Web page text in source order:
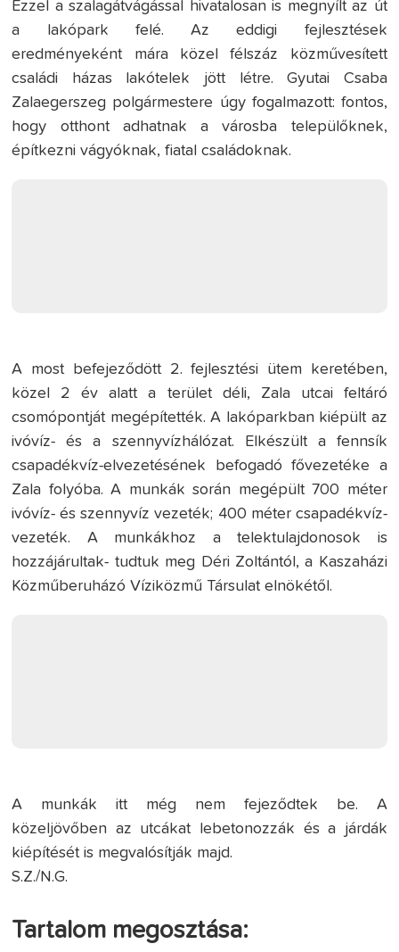
Ezzel a szalagátvágással hivatalosan is megnyílt az út
a lakópark felé. Az eddigi fejlesztések
eredményeként mára közel félszáz közművesített
családi házas lakótelek jött létre. Gyutai Csaba
Zalaegerszeg polgármestere úgy fogalmazott: fontos,
hogy otthont adhatnak a városba települőknek,
építkezni vágyóknak, fiatal családoknak.
A most befejeződött 2. fejlesztési ütem keretében,
közel 2 év alatt a terület déli, Zala utcai feltáró
csomópontját megépítették. A lakóparkban kiépült az
ivóvíz- és a szennyvízhálózat. Elkészült a fennsík
csapadékvíz-elvezetésének befogadó fővezetéke a
Zala folyóba. A munkák során megépült 700 méter
ivóvíz- és szennyvíz vezeték; 400 méter csapadékvíz-
vezeték. A munkákhoz a telektulajdonosok is
hozzájárultak- tudtuk meg Déri Zoltántól, a Kaszaházi
Közműberuházó Víziközmű Társulat elnökétől.
A munkák itt még nem fejeződtek be. A
közeljövőben az utcákat lebetonozzák és a járdák
kiépítését is megvalósítják majd.
S.Z./N.G.
Tartalom megosztása: